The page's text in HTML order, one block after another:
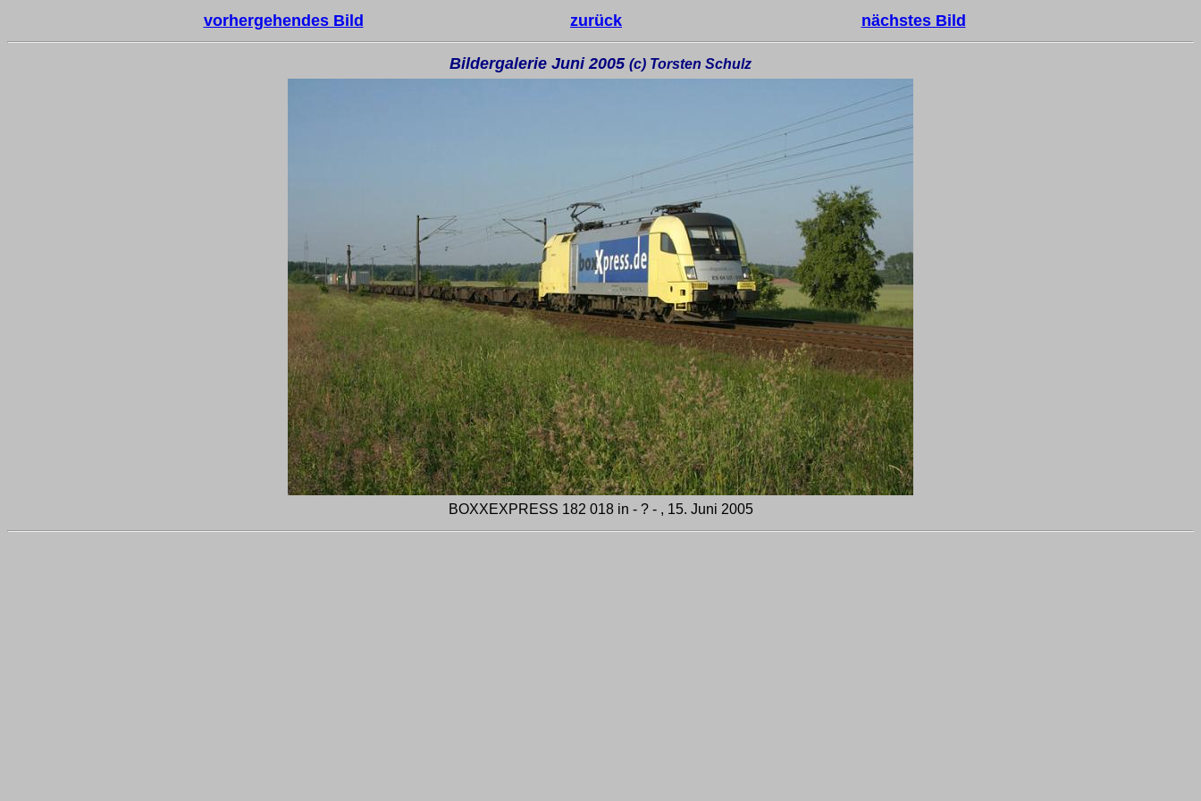
vorhergehendes Bild zurück nächstes Bild
Bildergalerie Juni 2005 (c) Torsten Schulz
BOXXEXPRESS 182 018 in - ? - , 15. Juni 2005